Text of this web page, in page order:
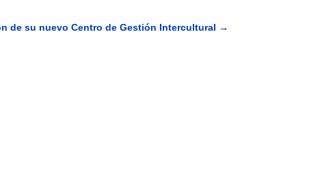
de su nuevo Centro de Gestión Intercultural →